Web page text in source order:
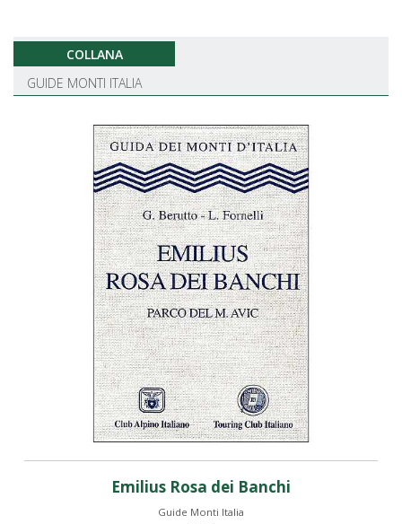
COLLANA
GUIDE MONTI ITALIA
Emilius Rosa dei Banchi
Guide Monti Italia